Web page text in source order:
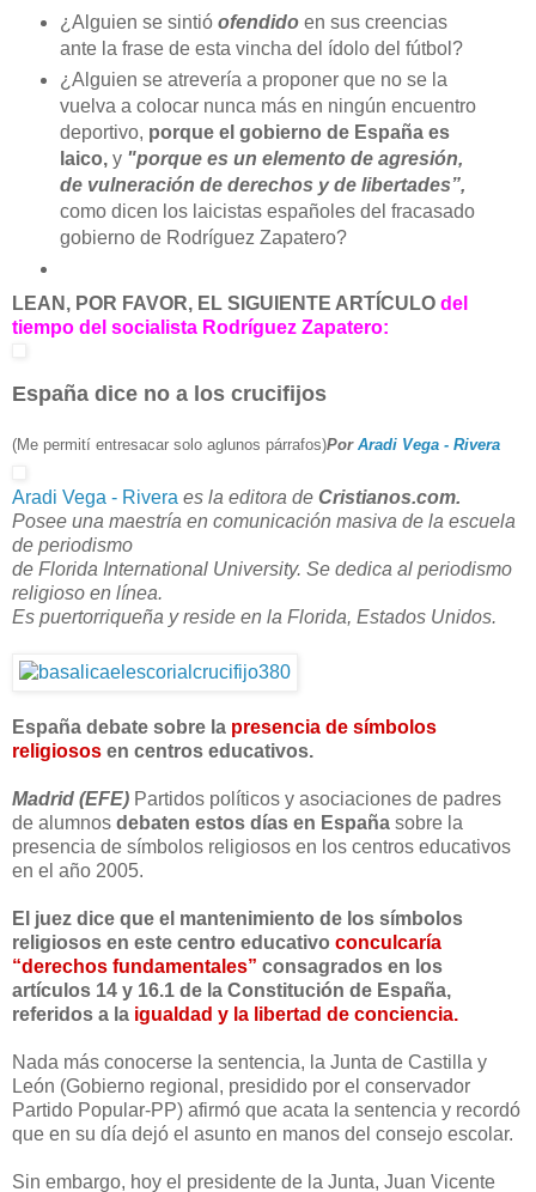
¿Alguien se sintió ofendido en sus creencias
ante la frase de esta vincha del ídolo del fútbol?
¿Alguien se atrevería a proponer que no se la
vuelva a colocar nunca más en ningún encuentro
deportivo, porque el gobierno de España es
laico, y "porque es un elemento de agresión,
de vulneración de derechos y de libertades”,
como dicen los laicistas españoles del fracasado
gobierno de Rodríguez Zapatero?
LEAN, POR FAVOR, EL SIGUIENTE ARTÍCULO del
tiempo del socialista Rodríguez Zapatero:
España dice no a los crucifijos
(Me permití entresacar solo aglunos párrafos)Por Aradi Vega - Rivera
Aradi Vega - Rivera es la editora de Cristianos.com.
Posee una maestría en comunicación masiva de la escuela
de periodismo
de Florida International University. Se dedica al periodismo
religioso en línea.
Es puertorriqueña y reside en la Florida, Estados Unidos.
España debate sobre la presencia de símbolos
religiosos en centros educativos.
Madrid (EFE) Partidos políticos y asociaciones de padres
de alumnos debaten estos días en España sobre la
presencia de símbolos religiosos en los centros educativos
en el año 2005.
El juez dice que el mantenimiento de los símbolos
religiosos en este centro educativo conculcaría
“derechos fundamentales” consagrados en los
artículos 14 y 16.1 de la Constitución de España,
referidos a la igualdad y la libertad de conciencia.
Nada más conocerse la sentencia, la Junta de Castilla y
León (Gobierno regional, presidido por el conservador
Partido Popular-PP) afirmó que acata la sentencia y recordó
que en su día dejó el asunto en manos del consejo escolar.
Sin embargo, hoy el presidente de la Junta, Juan Vicente